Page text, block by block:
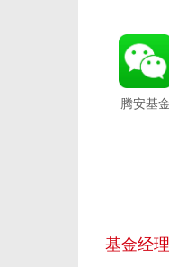
腾安基金
基金经理